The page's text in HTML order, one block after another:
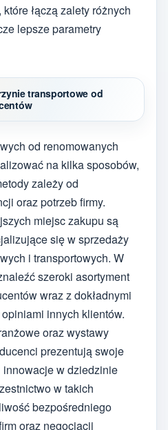
łączą zalety różnych
lepsze parametry
transportowe od
od renomowanych
na kilka sposobów,
zależy od
oraz potrzeb firmy.
miejsc zakupu są
się w sprzedaży
i transportowych. W
szeroki asortyment
wraz z dokładnymi
innych klientów.
oraz wystawy
prezentują swoje
w dziedzinie
w takich
bezpośredniego
oraz negocjacji